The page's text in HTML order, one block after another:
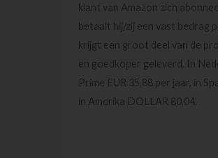
klant van Amazon zich
betaalt hij/zij een vast bedrag
krijgt een groot deel van de
en goedkoper geleverd. In
Prime EUR 35,88 per jaar, in
in Amerika DOLLAR 80,04.